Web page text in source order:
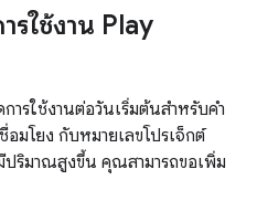
รใช้งาน Play
รใช้งานต่อวันเริ่มต้นสําหรับคํา
มโยง กับหมายเลขโปรเจ็กต์
ปริมาณสูงขึ้น คุณสามารถขอเพิ่ม